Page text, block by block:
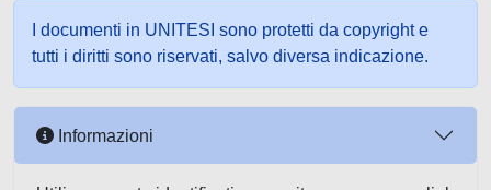
I documenti in UNITESI sono protetti da copyright e
tutti i diritti sono riservati, salvo diversa indicazione.
Informazioni